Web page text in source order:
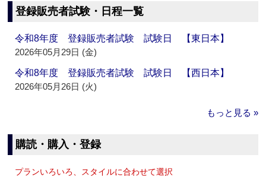
登録販売者試験・日程一覧
令和8年度 登録販売者試験 試験日 【東日本】
2026年05月29日 (金)
令和8年度 登録販売者試験 試験日 【西日本】
2026年05月26日 (火)
もっと見る »
購読・購入・登録
プランいろいろ、スタイルに合わせて選択